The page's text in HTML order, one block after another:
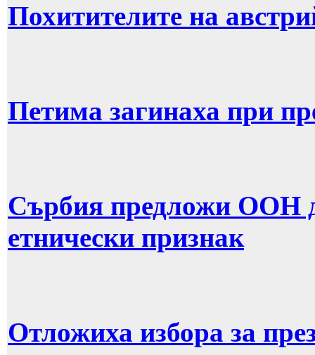
Похитителите на
Петима загинаха при
Сърбия предложи ООН
етнически признак
Отложиха избора за